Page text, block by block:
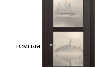
темная